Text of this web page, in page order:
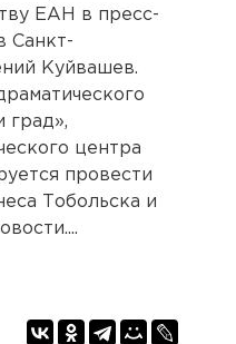
ЕАН в пресс-
Санкт-
Куйвашев.
град»,
центра
провести
Тобольска и